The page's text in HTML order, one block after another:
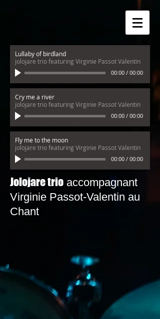
Lullaby of birdland
jolojare trio featuring Virginie Passot Valentin
00:00 / 00:00
Cry me a river
jolojare trio featuring Virginie Passot Valentin
00:00 / 00:00
Fly me to the moon
jolojare trio featuring Virginie Passot Valentin
00:00 / 00:00
Jolojare trio accompagnant
Virginie Passot-Valentin au
Chant